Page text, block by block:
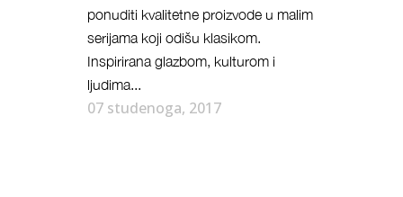
ponuditi kvalitetne proizvode u malim
serijama koji odišu klasikom.
Inspirirana glazbom, kulturom i
ljudima...
07 studenoga, 2017